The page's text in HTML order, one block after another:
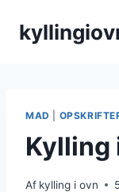
MAD
Kylling
Af kylling i ovn